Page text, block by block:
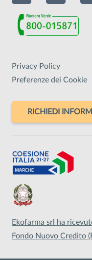
Privacy Policy
Preferenze dei Cookie
RICHIEDI
Ekofarma srl ha
Fondo Nuovo Credito